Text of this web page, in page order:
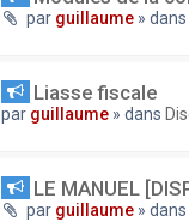
par guillaume » dans
Liasse fiscale
par guillaume » dans
LE MANUEL
par guillaume » dans